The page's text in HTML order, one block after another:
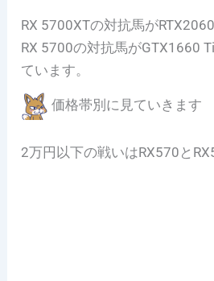
RX 5700XTの対抗馬が
RX 5700の対抗馬がGTX1660
ています。
価格帯別に見ていきます
2万円以下の戦いはRX570と